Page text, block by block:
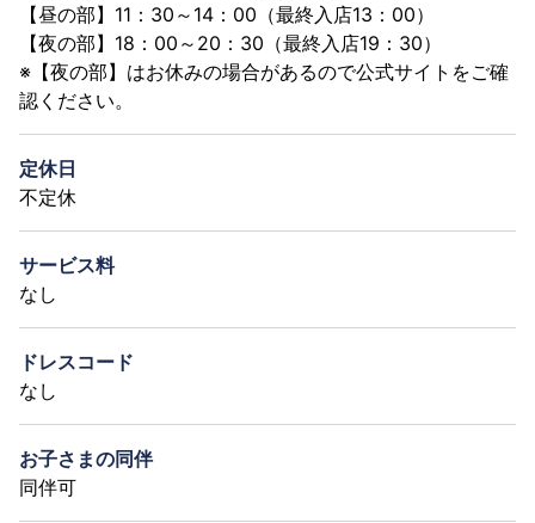
【昼の部】11：30～14：00（最終入店13：00）
【夜の部】18：00～20：30（最終入店19：30）
※【夜の部】はお休みの場合があるので公式サイトをご確
認ください。
定休日
不定休
サービス料
なし
ドレスコード
なし
お子さまの同伴
同伴可